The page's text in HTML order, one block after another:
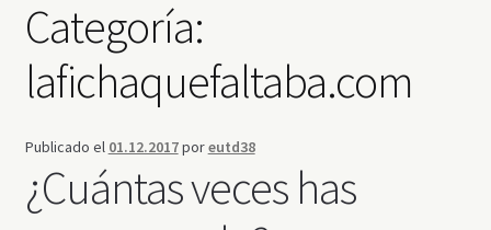
Biblioteca Esotérica
Youtube
Categoría:
lafichaquefaltaba.com
Publicado el 01.12.2017poreutd38
¿Cuántas veces has